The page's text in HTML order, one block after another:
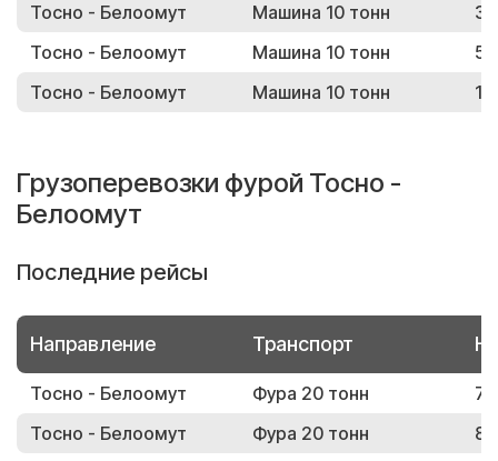
Тосно - Белоомут Машина 10 тонн
Тосно - Белоомут
Машина 10 тонн
Тосно - Белоомут
Машина 10 тонн
Грузоперевозки фурой Тосно -
Белоомут
Последние рейсы
Направление Транспорт
Тосно - Белоомут Фура 20 тонн
Тосно - Белоомут
Фура 20 тонн